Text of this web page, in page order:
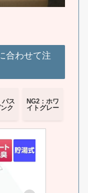
合わせて注
パス
ク
NG2：ホワ
イトグレー